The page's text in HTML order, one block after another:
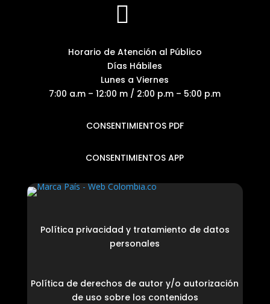

Horario de Atención al Público
Días Hábiles
Lunes a Viernes
7:00 a.m – 12:00 m / 2:00 p.m – 5:00 p.m
CONSENTIMIENTOS PDF
CONSENTIMIENTOS APP
Política privacidad y tratamiento de datos
personales
Política de derechos de autor y/o autorización
de uso sobre los contenidos